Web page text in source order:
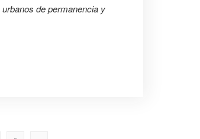
de permanencia y